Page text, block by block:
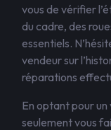
vous de vérifier
du cadre, des
essentiels.
vendeur sur
réparations
En optant pour un
seulement vous